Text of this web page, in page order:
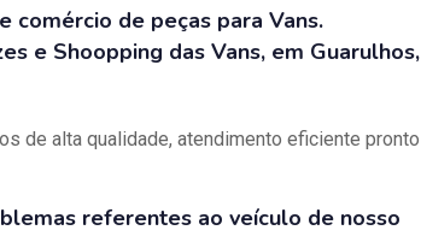
comércio de peças para Vans.
e Shoopping das Vans, em Guarulhos,
de alta qualidade, atendimento eficiente pronto
referentes ao veículo de nosso